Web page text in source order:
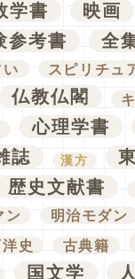
学書 映画
参考書
全
い
スピリチュ
仏教仏閣
心理学書
誌 漢方
歴史文献書
ン
明治モダン
史 古典籍
国文学